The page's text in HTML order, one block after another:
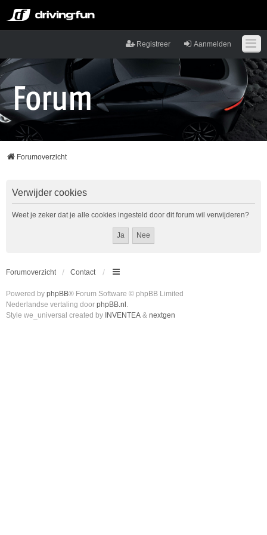
Aanmelden
Registreer
Forumoverzicht
Verwijder cookies
Weet je zeker dat je alle cookies ingesteld door dit forum wil verwijderen?
Forumoverzicht Contact
Powered by phpBB® Forum Software © phpBB Limited
Nederlandse vertaling door phpBB.nl .
Style we_universal created by INVENTEA & nextgen